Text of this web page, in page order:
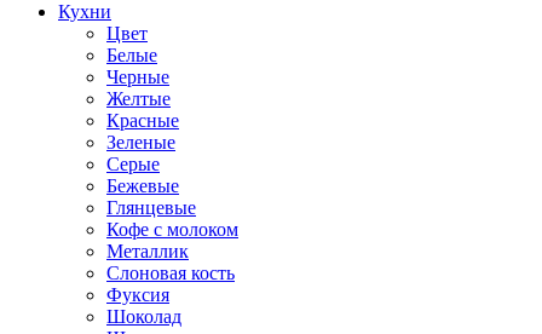
Кухни
Цвет
Белые
Черные
Желтые
Красные
Зеленые
Серые
Бежевые
Глянцевые
Кофе с молоком
Металлик
Слоновая кость
Фуксия
Шоколад